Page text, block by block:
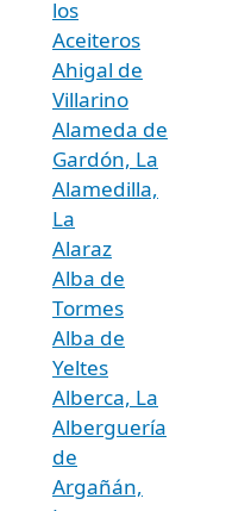
los
Aceiteros
Ahigal de
Villarino
Alameda de
Gardón, La
Alamedilla,
La
Alaraz
Alba de
Tormes
Alba de
Yeltes
Alberca, La
Alberguería
de
Argañán,